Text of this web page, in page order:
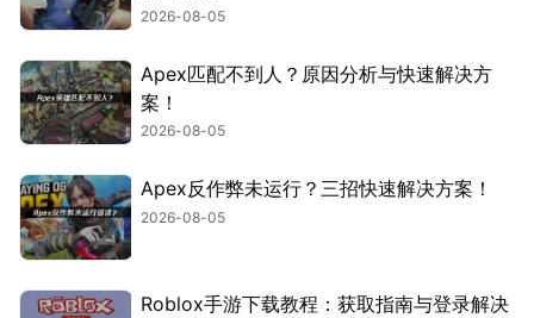
2026-08-05
Apex匹配不到人？原因分析与快速解决方
案！
2026-08-05
Apex反作弊未运行？三招快速解决方案！
2026-08-05
Roblox手游下载教程：获取指南与登录解决